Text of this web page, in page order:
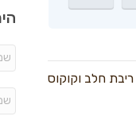
חלב וקוקוס